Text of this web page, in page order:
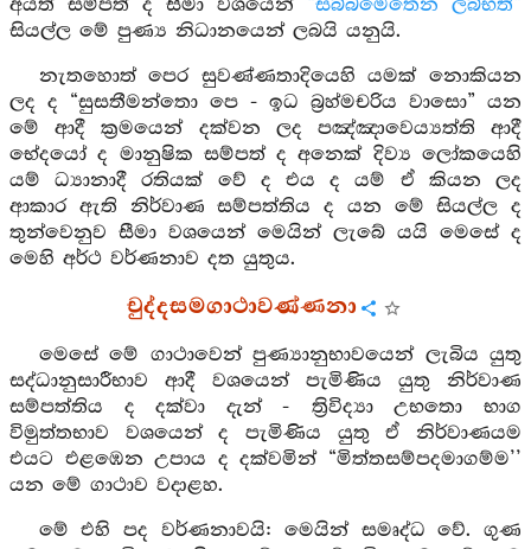
අයත් සම්පත් ද සීමා වශයෙන් “සබ්බමෙතෙන ලබ්භති”
සියල්ල මේ පුණ්‍ය නිධානයෙන් ලබයි යනුයි.
නැතහොත් පෙර සුවණ්ණතාදියෙහි යමක් නොකියන
ලද ද “සුසතීමන්තො පෙ - ඉධ බ්‍රහ්මචරිය වාසො” යන
මේ ආදී ක්‍රමයෙන් දක්වන ලද පඤ්ඤාවෙය්‍යත්ති ආදී
භේදයෝ ද මානුෂික සම්පත් ද අනෙක් දිව්‍ය ලෝකයෙහි
යම් ධ්‍යානාදී රතියක් වේ ද එය ද යම් ඒ කියන ලද
ආකාර ඇති නිර්වාණ සම්පත්තිය ද යන මේ සියල්ල ද
තුන්වෙනුව සීමා වශයෙන් මෙයින් ලැබේ යයි මෙසේ ද
මෙහි අර්ථ වර්ණනාව දත යුතුය.
චුද්දසමගාථාවණ්ණනා
මෙසේ මේ ගාථාවෙන් පුණ්‍යානුභාවයෙන් ලැබිය යුතු
සද්ධානුසාරීභාව ආදී වශයෙන් පැමිණිය යුතු නිර්වාණ
සම්පත්තිය ද දක්වා දැන් - ත්‍රිවිද්‍යා උභතො භාග
විමුත්තභාව වශයෙන් ද පැමිණිය යුතු ඒ නිර්වාණයම
එයට එළඹෙන උපාය ද දක්වමින් “මිත්තසම්පදමාගම්ම’’
යන මේ ගාථාව වදාළහ.
මේ එහි පද වර්ණනාවයි: මෙයින් සමෘද්ධ වේ. ගුණ